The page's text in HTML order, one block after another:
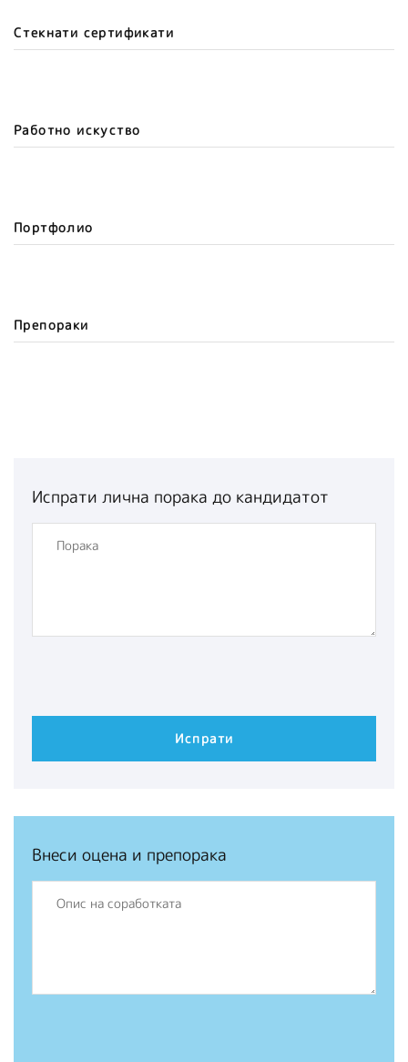
Стекнати сертификати
Работно искуство
Портфолио
Препораки
Испрати лична порака до кандидатот
Внеси оцена и препорака